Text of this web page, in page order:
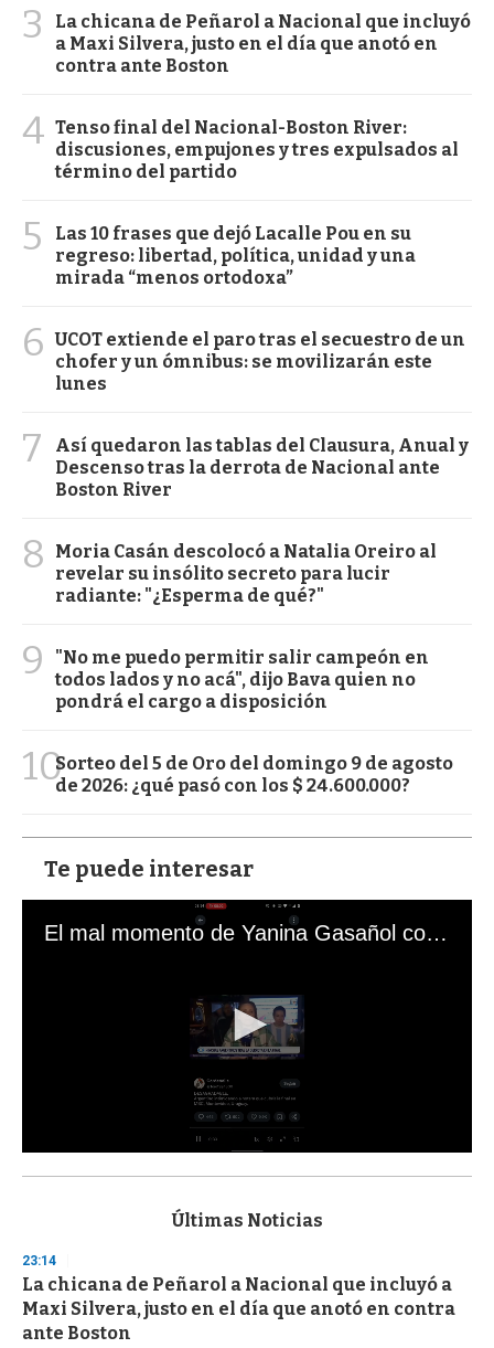
3
La chicana de Peñarol a Nacional que incluyó
a Maxi Silvera, justo en el día que anotó en
contra ante Boston
4 Tenso final del Nacional-Boston River:
discusiones, empujones y tres expulsados al
término del partido
5
Las 10 frases que dejó Lacalle Pou en su
regreso: libertad, política, unidad y una
mirada “menos ortodoxa”
6 UCOT extiende el paro tras el secuestro de un
chofer y un ómnibus: se movilizarán este
lunes
7
Así quedaron las tablas del Clausura, Anual y
Descenso tras la derrota de Nacional ante
Boston River
8
Moria Casán descolocó a Natalia Oreiro al
revelar su insólito secreto para lucir
radiante: "¿Esperma de qué?"
9
"No me puedo permitir salir campeón en
todos lados y no acá", dijo Bava quien no
pondrá el cargo a disposición
10Sorteo del 5 de Oro del domingo 9 de agosto
de 2026: ¿qué pasó con los $ 24.600.000?
Te puede interesar
El mal momento de Yanina Gasañol con un hincha argentino en "Subrayado"
s
d
s
o
f
3
Últimas Noticias
23:14
La chicana de Peñarol a Nacional que incluyó a
Maxi Silvera, justo en el día que anotó en contra
ante Boston